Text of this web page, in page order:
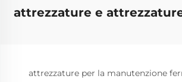
attrezzature e
attrezzature per la manutenzione